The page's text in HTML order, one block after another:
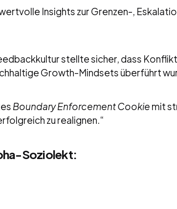
Insights zur Grenzen-,
stellte sicher, dass
Growth-Mindsets überführt
Boundary Enforcement Cookie mit
zu realignen.“
Soziolekt: